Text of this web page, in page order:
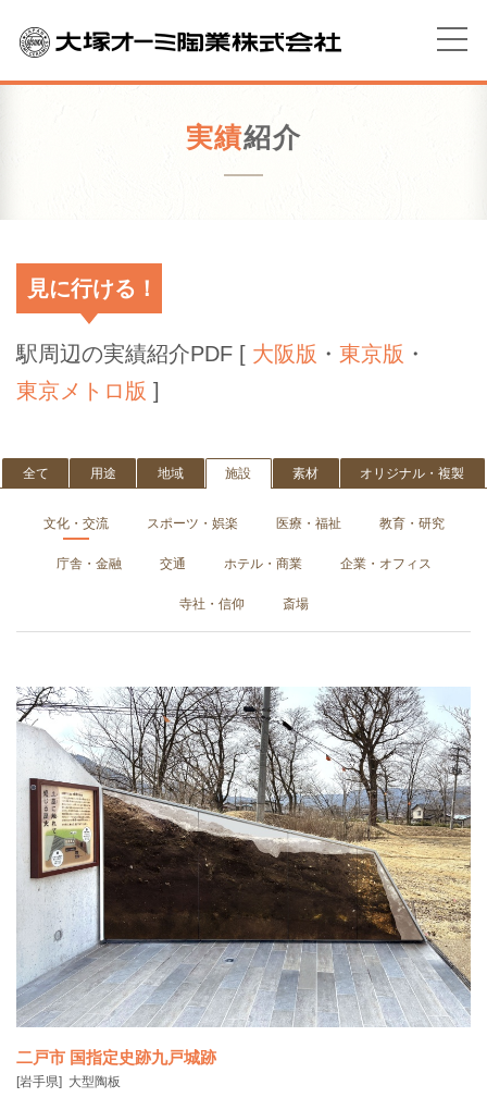
実績紹介
見に行ける！
駅周辺の実績紹介PDF [ 大阪版 ・ 東京版 ・
東京メトロ版 ]
全て 用途 地域 施設 素材 オリジナル・複製
文化・交流 スポーツ・娯楽 医療・福祉 教育・研究
庁舎・金融 交通 ホテル・商業 企業・オフィス
寺社・信仰 斎場
二戸市 国指定史跡九戸城跡
[岩手県] 大型陶板